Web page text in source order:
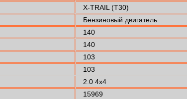
X-TRAIL (T30)
Бензиновый двигатель
140
140
103
103
2.0 4x4
15969